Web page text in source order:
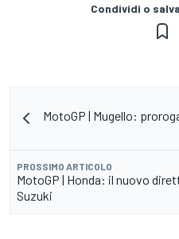
Condividi o
MotoGP | Mugello:
PROSSIMO ARTICOLO
MotoGP | Honda: il nuovo
Suzuki